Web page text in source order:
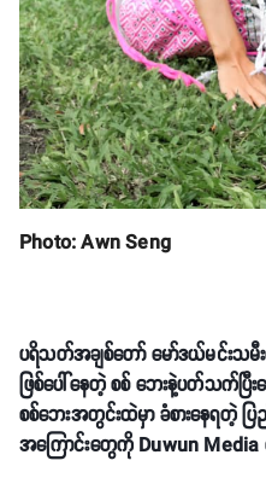
Photo: Awn Seng
ပရိသတ်အချစ်တော် မော်ဒယ်မင်းသမီ
ဖြစ်ပေါ်နေတဲ့ စစ် ဘေးနဲ့ပတ်သက်ပြီ
စစ်ဘေးအတွင်းထဲမှာ ခံစားနေရတဲ့
အကြောင်းတွေကို Duwun Media